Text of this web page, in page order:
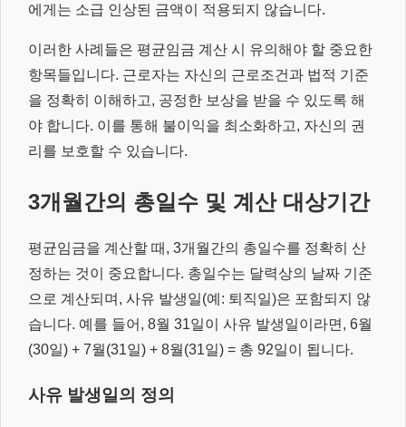
에게는 소급 인상된 금액이 적용되지 않습니다.
이러한 사례들은 평균임금 계산 시 유의해야 할 중요한
항목들입니다. 근로자는 자신의 근로조건과 법적 기준
을 정확히 이해하고, 공정한 보상을 받을 수 있도록 해
야 합니다. 이를 통해 불이익을 최소화하고, 자신의 권
리를 보호할 수 있습니다.
3개월간의 총일수 및 계산 대상기간
평균임금을 계산할 때, 3개월간의 총일수를 정확히 산
정하는 것이 중요합니다. 총일수는 달력상의 날짜 기준
으로 계산되며, 사유 발생일(예: 퇴직일)은 포함되지 않
습니다. 예를 들어, 8월 31일이 사유 발생일이라면, 6월
(30일) + 7월(31일) + 8월(31일) = 총 92일이 됩니다.
사유 발생일의 정의